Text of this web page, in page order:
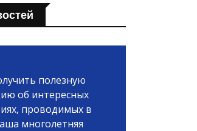
полезную
об интересных
проводимых в
многолетняя